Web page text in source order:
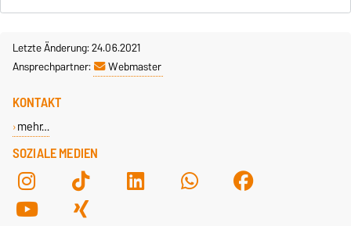
Letzte Änderung: 24.06.2021
Ansprechpartner:
Webmaster
SOZIALE MEDIEN
KONTAKT
mehr…